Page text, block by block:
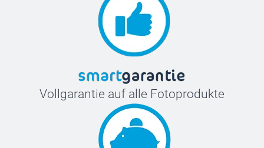
Vollgarantie auf alle Fotoprodukte